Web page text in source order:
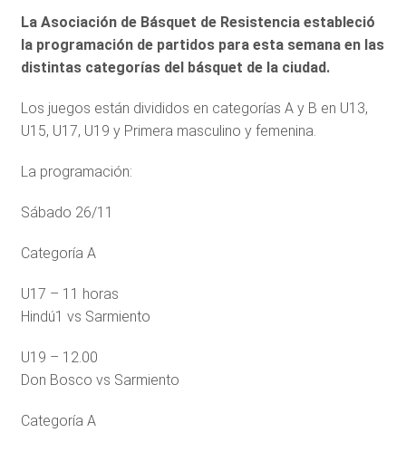
La Asociación de Básquet de Resistencia estableció
la programación de partidos para esta semana en las
distintas categorías del básquet de la ciudad.
Los juegos están divididos en categorías A y B en U13,
U15, U17, U19 y Primera masculino y femenina.
La programación:
Sábado 26/11
Categoría A
U17 – 11 horas
Hindú1 vs Sarmiento
U19 – 12.00
Don Bosco vs Sarmiento
Categoría A